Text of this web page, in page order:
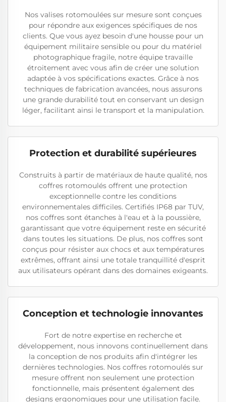
Nos valises rotomoulées sur mesure sont conçues
pour répondre aux exigences spécifiques de nos
clients. Que vous ayez besoin d'une housse pour un
équipement militaire sensible ou pour du matériel
photographique fragile, notre équipe travaille
étroitement avec vous afin de créer une solution
adaptée à vos spécifications exactes. Grâce à nos
techniques de fabrication avancées, nous assurons
une grande durabilité tout en conservant un design
léger, facilitant ainsi le transport et la manipulation.
Protection et durabilité supérieures
Construits à partir de matériaux de haute qualité, nos
coffres rotomoulés offrent une protection
exceptionnelle contre les conditions
environnementales difficiles. Certifiés IP68 par TUV,
nos coffres sont étanches à l'eau et à la poussière,
garantissant que votre équipement reste en sécurité
dans toutes les situations. De plus, nos coffres sont
conçus pour résister aux chocs et aux températures
extrêmes, offrant ainsi une totale tranquillité d'esprit
aux utilisateurs opérant dans des domaines exigeants.
Conception et technologie innovantes
Fort de notre expertise en recherche et
développement, nous innovons continuellement dans
la conception de nos produits afin d'intégrer les
dernières technologies. Nos coffres rotomoulés sur
mesure offrent non seulement une protection
fonctionnelle, mais présentent également des
designs ergonomiques pour une utilisation facile.